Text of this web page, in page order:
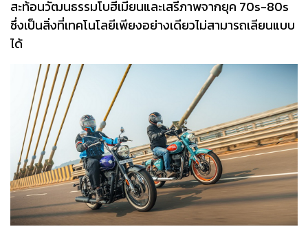
สะท้อนวัฒนธรรมโบฮีเมียนและเสรีภาพจากยุค 70s-80s
ซึ่งเป็นสิ่งที่เทคโนโลยีเพียงอย่างเดียวไม่สามารถเลียนแบบ
ได้